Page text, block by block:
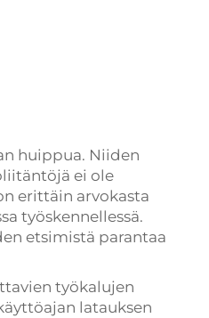
huippua. Niiden
ei ole
erittäin arvokasta
työskennellessä.
etsimistä parantaa
työkalujen
latauksen